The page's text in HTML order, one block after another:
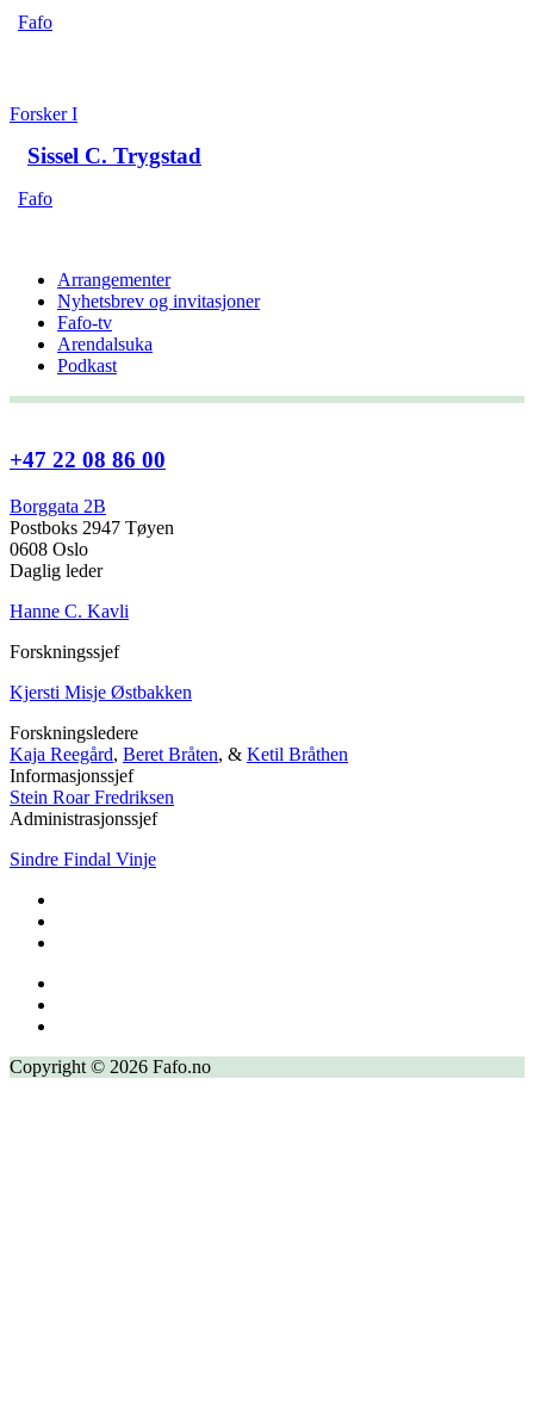
Fafo
Forsker I
Sissel C. Trygstad
Fafo
Arrangementer
Nyhetsbrev og invitasjoner
Fafo-tv
Arendalsuka
Podkast
+47 22 08 86 00
Borggata 2B
Postboks 2947 Tøyen
0608 Oslo
Daglig leder
Hanne C. Kavli
Forskningssjef
Kjersti Misje Østbakken
Forskningsledere
Kaja Reegård, Beret Bråten, & Ketil Bråthen
Informasjonssjef
Stein Roar Fredriksen
Administrasjonssjef
Sindre Findal Vinje
Copyright © 2026 Fafo.no